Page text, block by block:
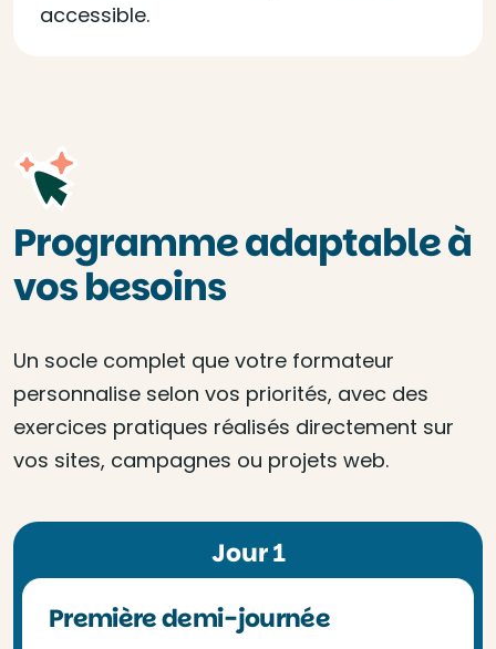
accessible.
Programme adaptable à
vos besoins
Un socle complet que votre formateur
personnalise selon vos priorités, avec des
exercices pratiques réalisés directement sur
vos sites, campagnes ou projets web.
Jour 1
Première demi-journée